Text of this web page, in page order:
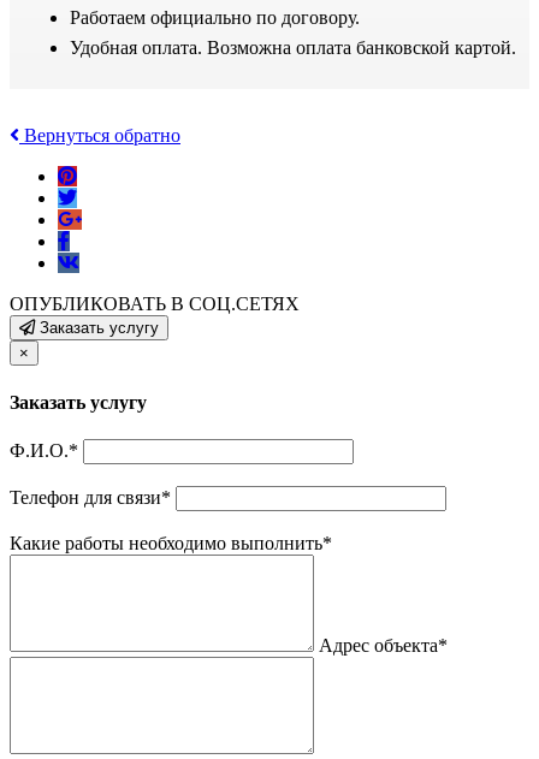
Работаем официально по договору.
Удобная оплата. Возможна оплата банковской картой.
Вернуться обратно
ОПУБЛИКОВАТЬ В СОЦ.СЕТЯХ
Заказать услугу
×
Заказать услугу
Ф.И.О.*
Телефон для связи*
Какие работы необходимо выполнить*
Адрес объекта*